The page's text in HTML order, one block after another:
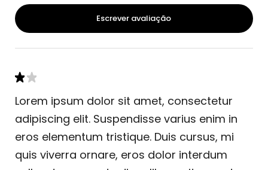
Escrever avaliação
Lorem ipsum dolor sit amet, consectetur
adipiscing elit. Suspendisse varius enim in
eros elementum tristique. Duis cursus, mi
quis viverra ornare, eros dolor interdum